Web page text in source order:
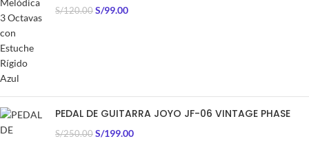
S/120.00 S/99.00
PEDAL DE GUITARRA JOYO JF-06 VINTAGE PHASE
S/250.00 S/199.00